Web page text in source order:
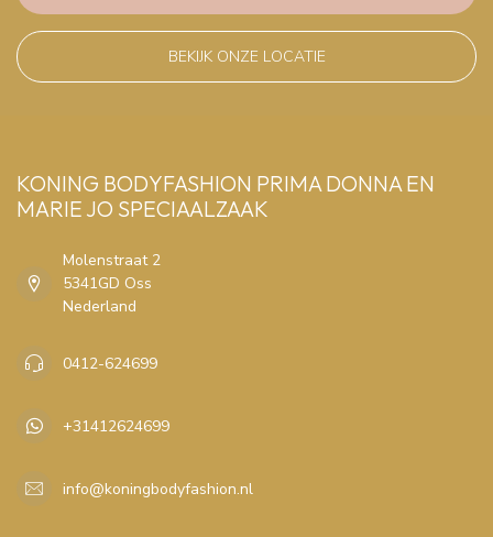
BEKIJK ONZE LOCATIE
KONING BODYFASHION PRIMA DONNA EN
MARIE JO SPECIAALZAAK
Molenstraat 2
5341GD Oss
Nederland
0412-624699
+31412624699
info@koningbodyfashion.nl